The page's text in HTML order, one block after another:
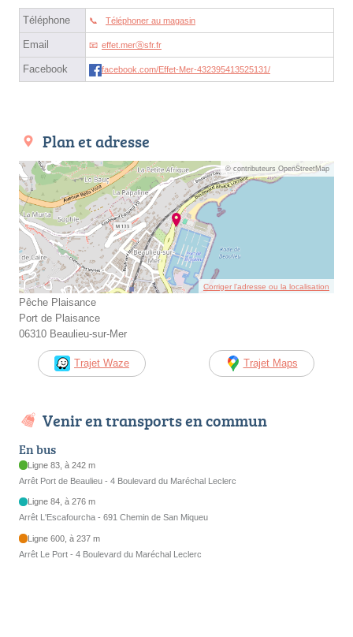
Téléphone Téléphoner au magasin
Email effet.merⓐsfr.fr
Facebook facebook.com/Effet-Mer-432395413525131/
Plan et adresse
© contributeurs OpenStreetMap
Corriger l’adresse ou la localisation
Pêche Plaisance
Port de Plaisance
06310 Beaulieu-sur-Mer
Trajet Waze Trajet Maps
Venir en transports en commun
En bus
Ligne 83, à 242 m
Arrêt Port de Beaulieu - 4 Boulevard du Maréchal Leclerc
Ligne 84, à 276 m
Arrêt L'Escafourcha - 691 Chemin de San Miqueu
Ligne 600, à 237 m
Arrêt Le Port - 4 Boulevard du Maréchal Leclerc